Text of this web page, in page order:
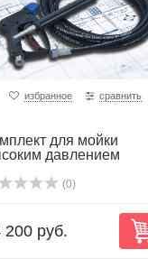
избранное сравнить
для мойки
давлением
(0)
200 руб.